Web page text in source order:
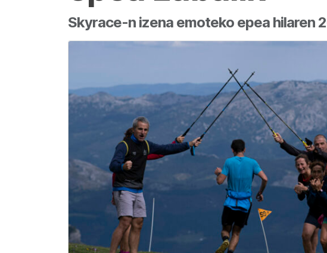
Skyrace-n izena emoteko epea hilaren